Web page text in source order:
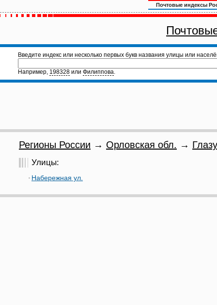
Почтовые индексы
Введите индекс или несколько первых букв названия улицы или
Например, 198328 или Филиппова.
Регионы России → Орловская обл. →
Улицы:
Набережная ул.